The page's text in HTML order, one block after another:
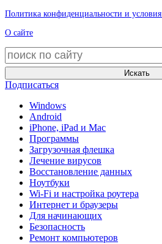
Политика конфиденциальности и
О сайте
Искать
Подписаться
Windows
Android
iPhone, iPad и Mac
Программы
Загрузочная флешка
Лечение вирусов
Восстановление данных
Ноутбуки
Wi-Fi и настройка роутера
Интернет и браузеры
Для начинающих
Безопасность
Ремонт компьютеров